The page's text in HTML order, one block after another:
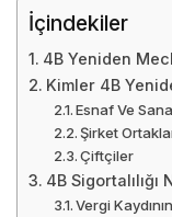
İçindekiler
4B Yeniden
Kimler 4B
Esnaf Ve
Şirket
Çiftçiler
4B Sigortalılığı
Vergi